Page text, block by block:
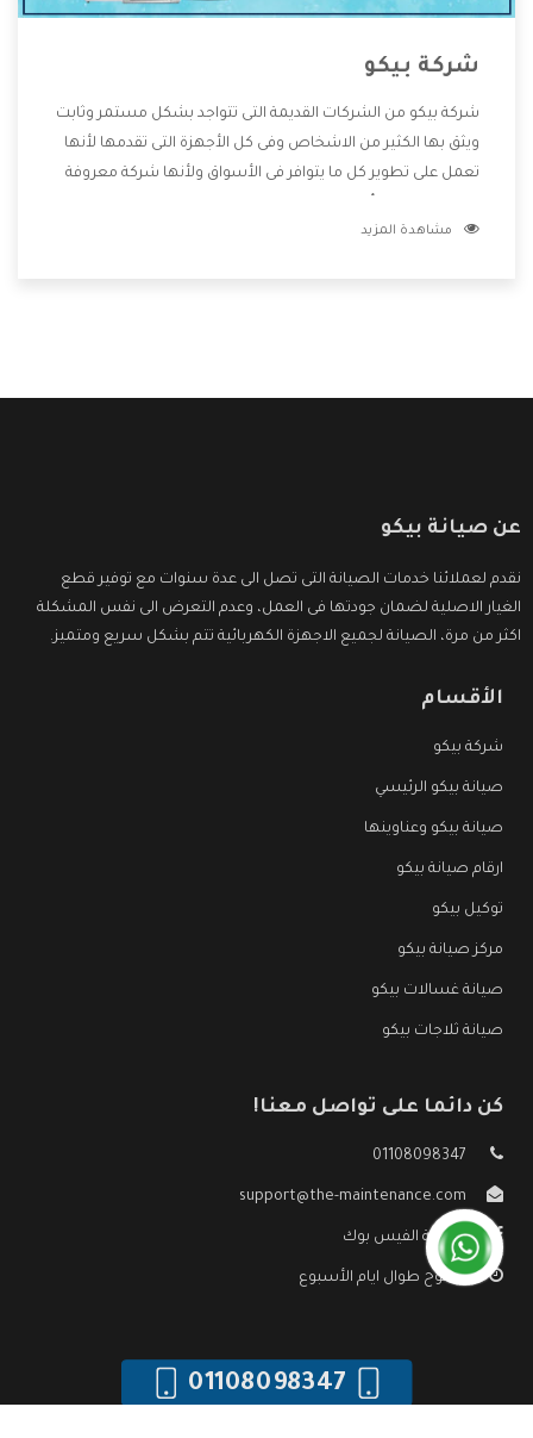
شركة بيكو
شركة بيكو من الشركات القديمة التى تتواجد بشكل مستمر وثابت
ويثق بها الكثير من الاشخاص وفى كل الأجهزة التى تقدمها لأنها
تعمل على تطوير كل ما يتوافر فى الأسواق ولأنها شركة معروفة
للعملاء أقوى العروض والخصومات التى تسهل على المستهلك
مشاهدة المزيد
عن صيانة بيكو
نقدم لعملائنا خدمات الصيانة التى تصل الى عدة سنوات مع توفير قطع
الغيار الاصلية لضمان جودتها فى العمل، وعدم التعرض الى نفس المشكلة
اكثر من مرة، الصيانة لجميع الاجهزة الكهربائية تتم بشكل سريع ومتميز.
الأقسام
شركة بيكو
صيانة بيكو الرئيسي
صيانة بيكو وعناوينها
ارقام صيانة بيكو
توكيل بيكو
مركز صيانة بيكو
صيانة غسالات بيكو
صيانة ثلاجات بيكو
كن دائما على تواصل معنا!
01108098347
support@the-maintenance.com
صفحة الفيس بوك
مفتوح طوال ايام الأسبوع
01108098347